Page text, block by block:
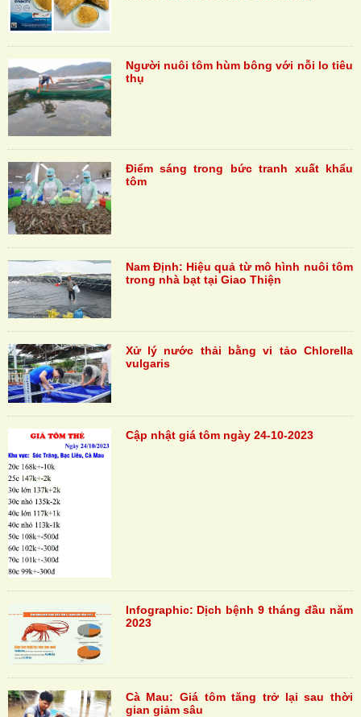
Người nuôi tôm hùm bông với nỗi lo tiêu
thụ
Điểm sáng trong bức tranh xuất khẩu
tôm
Nam Định: Hiệu quả từ mô hình nuôi tôm
trong nhà bạt tại Giao Thiện
Xử lý nước thải bằng vi tảo Chlorella
vulgaris
Cập nhật giá tôm ngày 24-10-2023
Infographic: Dịch bệnh 9 tháng đầu năm
2023
Cà Mau: Giá tôm tăng trở lại sau thời
gian giảm sâu